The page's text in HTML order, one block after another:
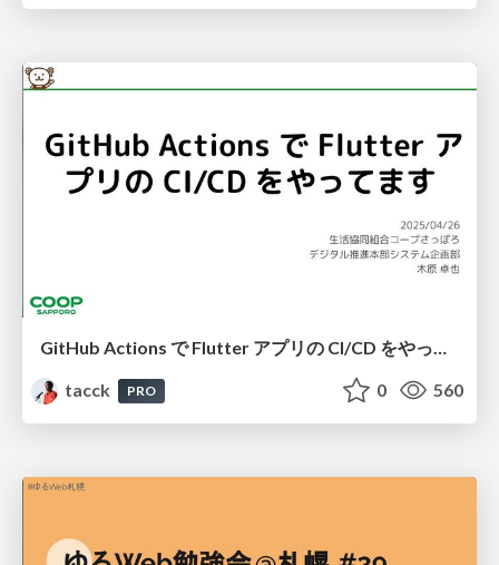
GitHub Actions で Flutter アプリの CI/CD をやってます #ゆるWeb札幌
tacck
PRO 0 560